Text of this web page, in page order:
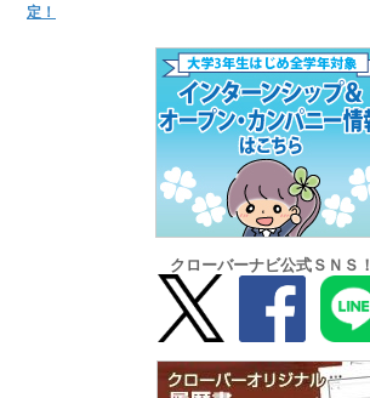
定！
クローバーナビ公式ＳＮＳ！